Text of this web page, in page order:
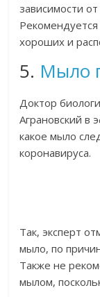
зависимости
хороших и
5. Мыло
Доктор
Аграновский в
какое мыло
коронавируса.
Так, эксперт
мыло, по
Также не
мылом,